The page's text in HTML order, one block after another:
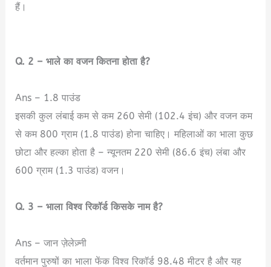
हैं।
Q. 2 – भाले का वजन कितना होता है?
Ans – 1.8 पाउंड
इसकी कुल लंबाई कम से कम 260 सेमी (102.4 इंच) और वजन कम
से कम 800 ग्राम (1.8 पाउंड) होना चाहिए। महिलाओं का भाला कुछ
छोटा और हल्का होता है – न्यूनतम 220 सेमी (86.6 इंच) लंबा और
600 ग्राम (1.3 पाउंड) वजन।
Q. 3 – भाला विश्व रिकॉर्ड किसके नाम है?
Ans – जान ज़ेलेज़्नी
वर्तमान पुरुषों का भाला फेंक विश्व रिकॉर्ड 98.48 मीटर है और यह